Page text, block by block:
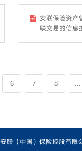
安联保险资产
联交易的信息
6 7 8 ...
安联（中国）保险控股有限